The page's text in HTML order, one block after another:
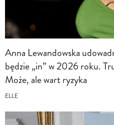
Anna Lewandowska
będzie „in” w 2026 roku.
Może, ale wart ryzyka
ELLE